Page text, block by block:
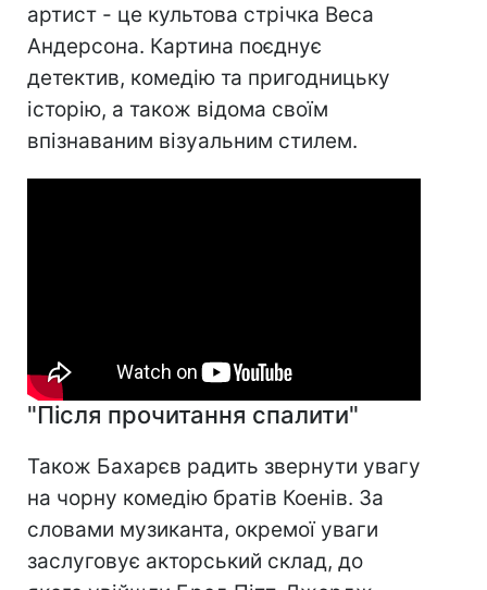
артист - це культова стрічка Веса
Андерсона. Картина поєднує
детектив, комедію та пригодницьку
історію, а також відома своїм
впізнаваним візуальним стилем.
"Після прочитання спалити"
Також Бахарєв радить звернути увагу
на чорну комедію братів Коенів. За
словами музиканта, окремої уваги
заслуговує акторський склад, до